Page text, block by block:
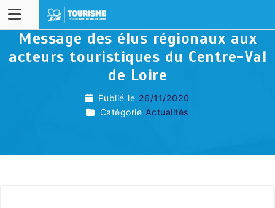
Message des élus régionaux aux
acteurs touristiques du Centre-Val
de Loire
Publié le 26/11/2020
Catégorie Actualités